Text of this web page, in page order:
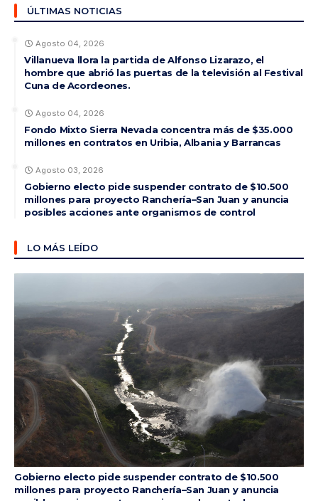
ÚLTIMAS NOTICIAS
Agosto 04, 2026
Villanueva llora la partida de Alfonso Lizarazo, el
hombre que abrió las puertas de la televisión al Festival
Cuna de Acordeones.
Agosto 04, 2026
Fondo Mixto Sierra Nevada concentra más de $35.000
millones en contratos en Uribia, Albania y Barrancas
Agosto 03, 2026
Gobierno electo pide suspender contrato de $10.500
millones para proyecto Ranchería–San Juan y anuncia
posibles acciones ante organismos de control
LO MÁS LEÍDO
Gobierno electo pide suspender contrato de $10.500
millones para proyecto Ranchería–San Juan y anuncia